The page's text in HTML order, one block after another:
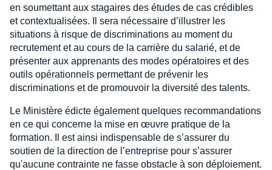
en soumettant aux stagaires des études de cas crédibles
et contextualisées. Il sera nécessaire d’illustrer les
situations à risque de discriminations au moment du
recrutement et au cours de la carrière du salarié, et de
présenter aux apprenants des modes opératoires et des
outils opérationnels permettant de prévenir les
discriminations et de promouvoir la diversité des talents.
Le Ministère édicte également quelques recommandations
en ce qui concerne la mise en œuvre pratique de la
formation. Il est ainsi indispensable de s’assurer du
soutien de la direction de l’entreprise pour s’assurer
qu'aucune contrainte ne fasse obstacle à son déploiement.